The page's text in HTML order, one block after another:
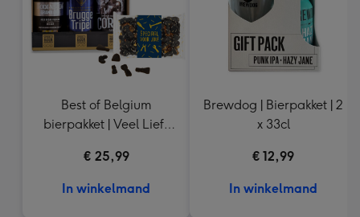
Best of Belgium
bierpakket | Veel Liefs
€ 25,99
In winkelmand
Brewdog | Bierpakket | 2
x 33cl
€ 12,99
In winkelmand